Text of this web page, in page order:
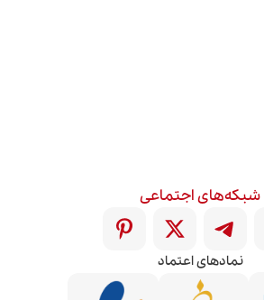
شبکه‌های اجتماعی
نمادهای اعتماد